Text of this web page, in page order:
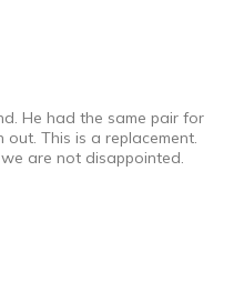
He had the same pair for
This is a replacement.
are not disappointed.